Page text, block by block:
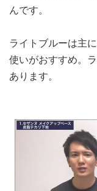
んです。
ライトブルーは主
使いがおすすめ。
あります。